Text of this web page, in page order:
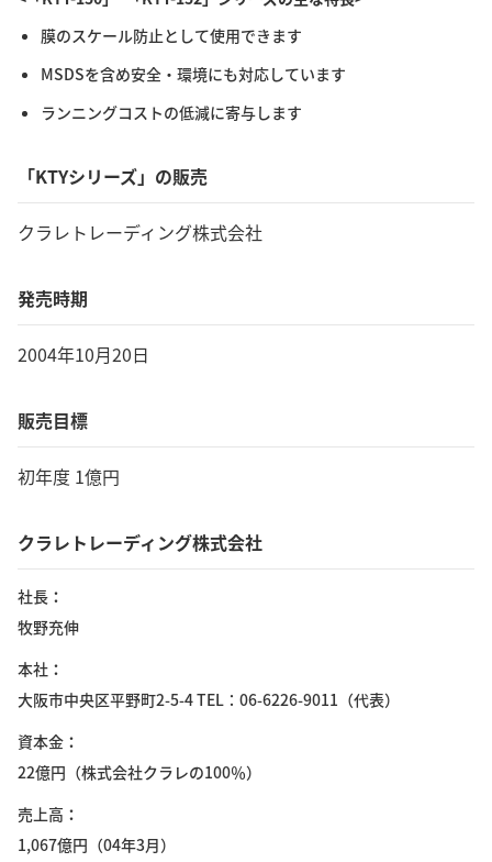
膜のスケール防止として使用できます
MSDSを含め安全・環境にも対応しています
ランニングコストの低減に寄与します
「KTYシリーズ」の販売
クラレトレーディング株式会社
発売時期
2004年10月20日
販売目標
初年度 1億円
クラレトレーディング株式会社
社長
牧野充伸
本社
大阪市中央区平野町2-5-4 TEL：06-6226-9011（代表）
資本金
22億円（株式会社クラレの100％）
売上高
1,067億円（04年3月）